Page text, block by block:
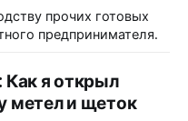
прочих готовых
предпринимателя.
Как я открыл
метел и щеток